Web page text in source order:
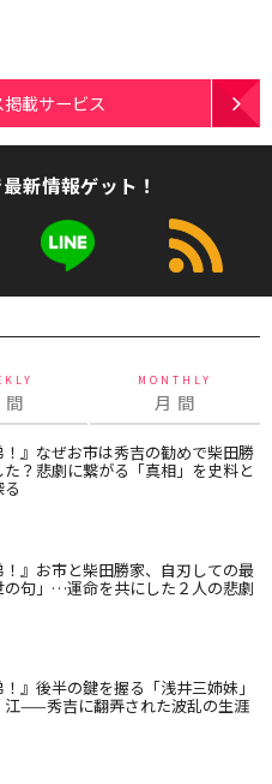
載サービス
新情報ゲット！
間
MONTHLY
月 間
！』なぜお市は秀吉の勧めで柴田勝
た？悲劇に繋がる「真相」を史料と
！』お市と柴田勝家、自刃しての最
の句」…運命を共にした２人の悲劇
！』後半の鍵を握る「浅井三姉妹」
江——秀吉に翻弄された波乱の生涯